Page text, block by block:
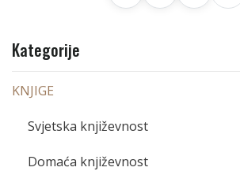
Kategorije
KNJIGE
Svjetska književnost
Domaća književnost